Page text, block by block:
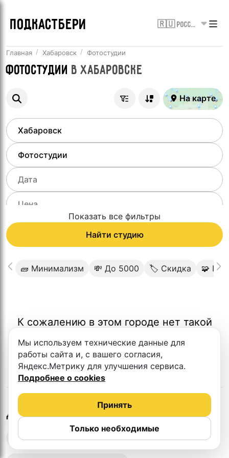
ПОДКАСТБЕРИ 🇷🇺 Россия
Главная Хабаровск Фотостудии
Фотостудии вХабаровске
На карте
Показать все фильтры
Найти студию
🧱 Минимализм 💸 До 5000 🏷 Скидка 🧩
К сожалению в этом городе нет такой
Другие студии в Хабаровске
Выездная запись подкастов
Мы используем технические данные для
работы сайта и, с вашего согласия,
Яндекс.Метрику для улучшения сервиса.
Подробнее о cookies
Только необходимые
Принять